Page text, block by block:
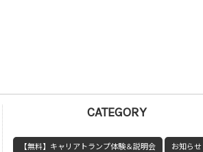
CATEGORY
【無料】キャリアトランプ体験＆説明会 お知らせ